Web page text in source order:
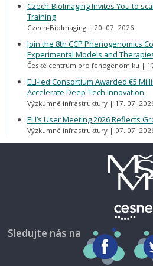
Czech-BioImaging Invites You to
Training
Czech-BioImaging 20. 07. 2026
Join the 8th CCP Phenogenomics
Experimental Models and
České centrum pro fenogenomiku
ELI-led Consortium Awarded €5
Accelerate Deep-Tech Innovation
Výzkumné infrastruktury 17. 07.
ELI’s User Meeting 2026 Reflects
Výzkumné infrastruktury 07. 07.
Sledujte nás na